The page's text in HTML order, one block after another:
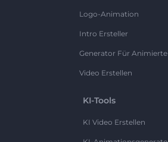
Logo-Animation
Intro Ersteller
Generator Für Animierte
Video Erstellen
KI-Tools
KI Video Erstellen